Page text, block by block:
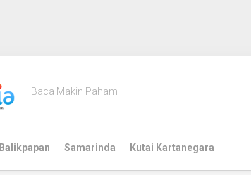
Baca Makin Paham
Balikpapan Samarinda Kutai Kartanegara